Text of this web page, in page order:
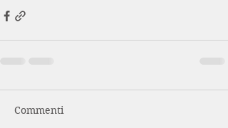
Commenti